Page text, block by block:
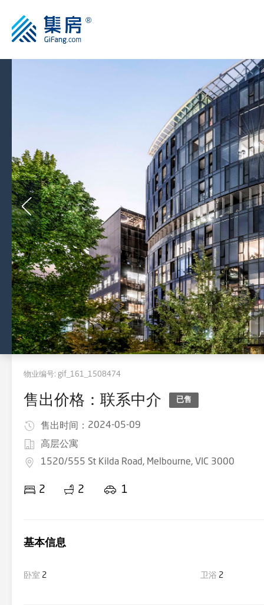
物业编号: gif_161_1508474
售出价格：联系中介 已售
售出时间： 2024-05-09
高层公寓
1520/555 St Kilda Road, Melbourne, VIC 3000
2 2 1
基本信息
卧室 2 卫浴 2